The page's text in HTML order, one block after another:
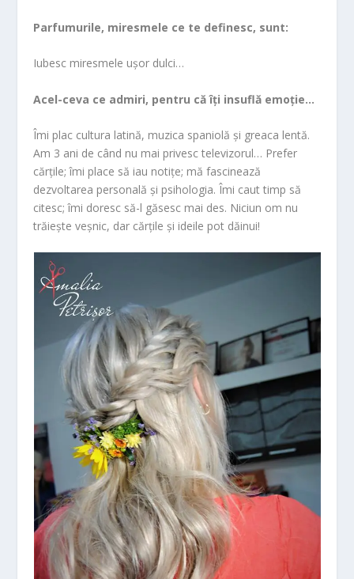
Parfumurile, miresmele ce te definesc, sunt:
Iubesc miresmele ușor dulci…
Acel-ceva ce admiri, pentru că îți insuflă emoție…
Îmi plac cultura latină, muzica spaniolă și greaca lentă.
Am 3 ani de când nu mai privesc televizorul… Prefer
cărțile; îmi place să iau notițe; mă fascinează
dezvoltarea personală și psihologia. Îmi caut timp să
citesc; îmi doresc să-l găsesc mai des. Niciun om nu
trăiește veșnic, dar cărțile și ideile pot dăinui!